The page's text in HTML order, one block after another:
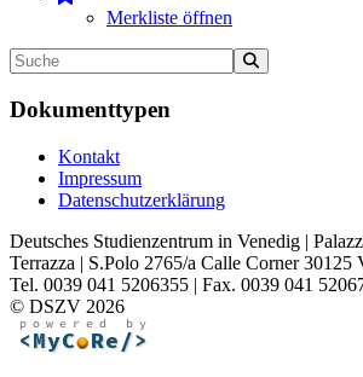
Merkliste öffnen
Dokumenttypen
Kontakt
Impressum
Datenschutzerklärung
Deutsches Studienzentrum in Venedig |
Terrazza | S.Polo 2765/a Calle Corner 30125
Tel. 0039 041 5206355 | Fax. 0039 041
© DSZV 2026